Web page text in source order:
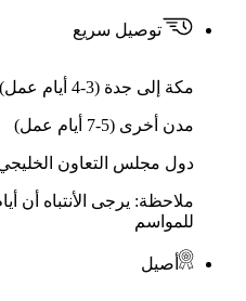
توصيل سريع
مكة إلى جدة (3-4 أيام عمل)
مدن أخرى (5-7 أيام عمل)
دول مجلس التعاون الخليجي (8-10 أيام
ملاحظة: يرجى الأنتباه أن
للمواسم
أصيل